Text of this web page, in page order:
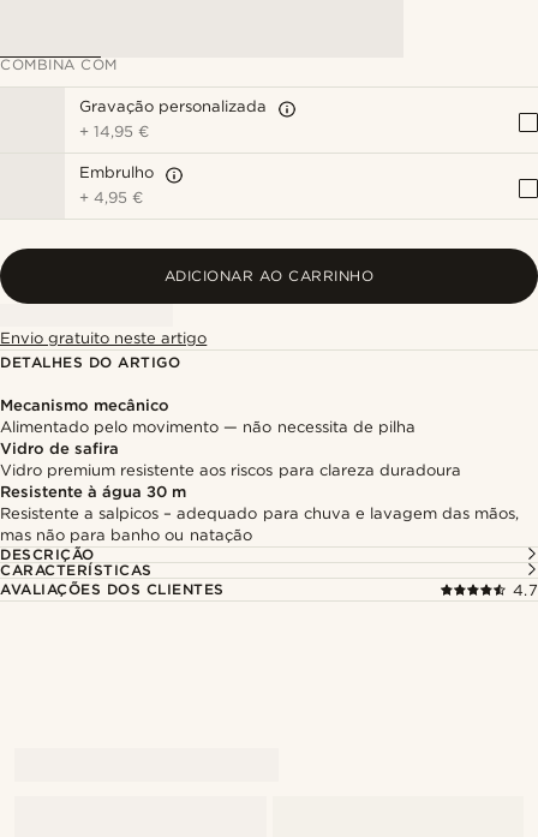
COMBINA COM
Gravação personalizada
+14,95 €
Embrulho
+4,95 €
ADICIONAR AO CARRINHO
Envio gratuito neste artigo
DETALHES DO ARTIGO
Mecanismo mecânico
Alimentado pelo movimento — não necessita de pilha
Vidro de safira
Vidro premium resistente aos riscos para clareza duradoura
Resistente à água 30 m
Resistente a salpicos – adequado para chuva e lavagem das mãos,
mas não para banho ou natação
DESCRIÇÃO
CARACTERÍSTICAS
AVALIAÇÕES DOS CLIENTES
4.7